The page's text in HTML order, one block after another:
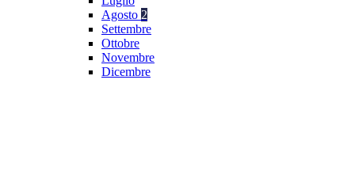
Agosto 2
Settembre
Ottobre
Novembre
Dicembre